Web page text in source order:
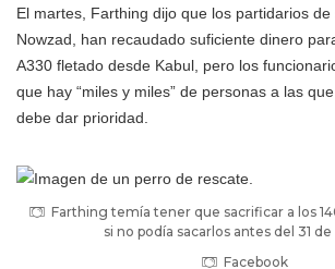
El martes, Farthing dijo que los partidarios de
Nowzad, han recaudado suficiente dinero
A330 fletado desde Kabul, pero los
que hay “miles y miles” de personas a las
debe dar prioridad.
Farthing temía tener que sacrificar a los
si no podía sacarlos antes del 31
Facebook